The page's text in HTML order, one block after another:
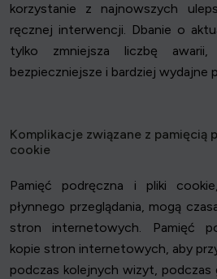
korzystanie z najnowszych
ręcznej interwencji. Dbanie o
tylko zmniejsza liczbę
bezpieczniejsze i bardziej wydajne
Komplikacje związane z pamięcią
cookie
Pamięć podręczna i pliki
płynnego przeglądania, mogą
stron internetowych. Pamięć
kopie stron internetowych, aby
podczas kolejnych wizyt, podczas